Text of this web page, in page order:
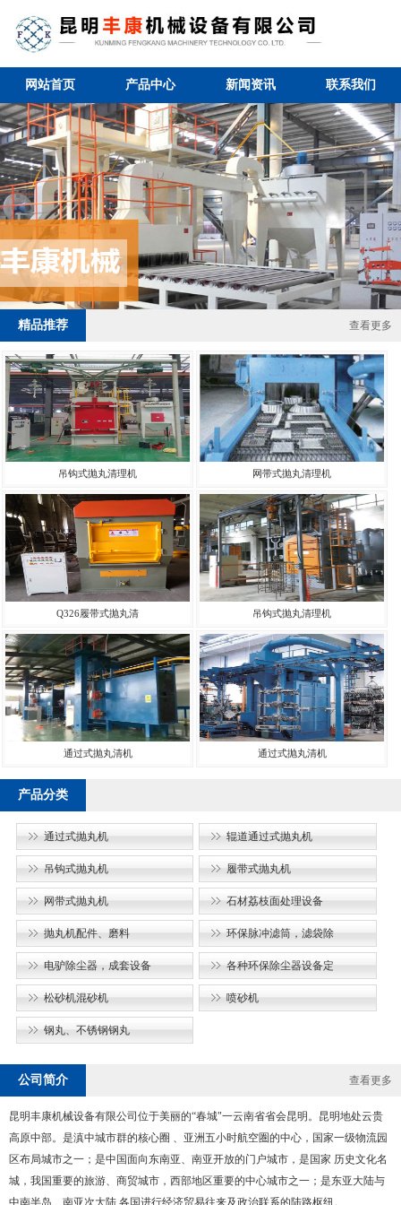
网站首页 产品中心 新闻资讯 联系我们
精品推荐 查看更多
吊钩式抛丸清理机 网带式抛丸清理机
Q326履带式抛丸清 吊钩式抛丸清理机
通过式抛丸清机 通过式抛丸清机
产品分类
通过式抛丸机 辊道通过式抛丸机
吊钩式抛丸机 履带式抛丸机
网带式抛丸机 石材荔枝面处理设备
抛丸机配件、磨料 环保脉冲滤筒，滤袋除
电驴除尘器，成套设备 各种环保除尘器设备定
松砂机混砂机 喷砂机
钢丸、不锈钢钢丸
公司简介 查看更多
昆明丰康机械设备有限公司位于美丽的“春城"一云南省省会昆明。昆明地处云贵
高原中部。是滇中城市群的核心圈 、亚洲五小时航空圏的中心，国家一级物流园
区布局城市之一；是中国面向东南亚、南亚开放的门户城市，是国家 历史文化名
城，我国重要的旅游、商贸城市，西部地区重要的中心城市之一；是东亚大陆与
中南半岛、南亚次大陆 各国进行经济贸易往来及政治联系的陆路枢纽。